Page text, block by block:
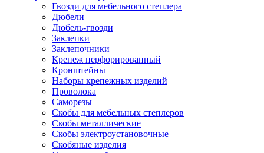
Гвозди для мебельного степлера
Дюбели
Дюбель-гвозди
Заклепки
Заклепочники
Крепеж перфорированный
Кронштейны
Наборы крепежных изделий
Проволока
Саморезы
Скобы для мебельных степлеров
Скобы металлические
Скобы электроустановочные
Скобяные изделия